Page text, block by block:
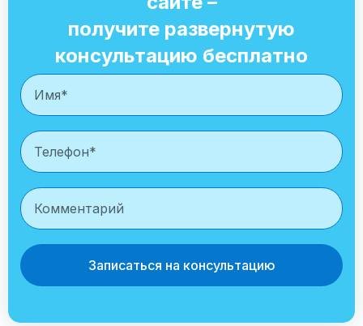
получите развернутую
консультацию бесплатно
Записаться на консультацию